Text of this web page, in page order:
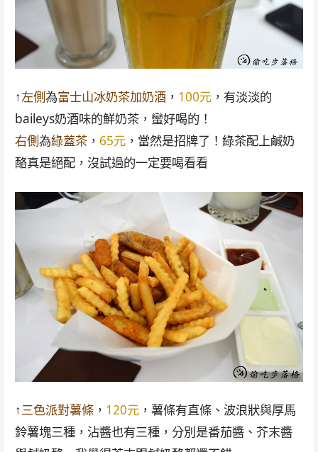
↑左側為富士山冰奶茶加奶酒， 100元，有淡淡的
baileys奶酒味的鮮奶茶，蠻好喝的！
右側為綠蓋茶， 65元，當然是招牌了！綠茶配上鹹奶
酪真是絕配，沒試過的一定要喝看看
↑三色派對薯條， 120元，薯條有直條、波浪狀與厚馬
鈴薯塊三種，沾醬也有三種，分別是番茄醬、芥末醬